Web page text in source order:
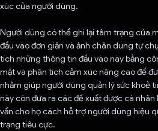
xúc của người dùng.
Người dùng có thể ghi lại tâm trạng của
đầu vào đơn giản và ảnh chân dung tự
tích những thông tin đầu vào này bằng
mặt và phân tích cảm xúc nâng cao để
nhằm giúp người dùng quản lý sức khoẻ
này còn đưa ra các đề xuất được cá
vấn cho họ cách hỗ trợ người dùng hiệu
trạng tiêu cực.